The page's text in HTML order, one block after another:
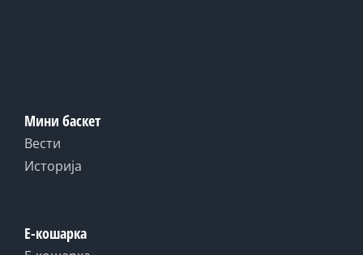
Мини баскет
Вести
Историја
Е-кошарка